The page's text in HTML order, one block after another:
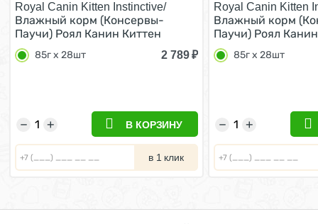
Royal Canin Kitten Instinctive/
Влажный корм (Консервы-
Паучи) Роял Канин Киттен
Инстинктив для Котят в
возрасте от 4 до 12 месяцев в
85г х 28шт 2 789₽
+
− В КОРЗИНУ
в 1 клик
Royal Canin Kitten
Влажный корм
Паучи) Роял
Инстинктив для
возрасте от 4 до
85г х 28шт
+
−